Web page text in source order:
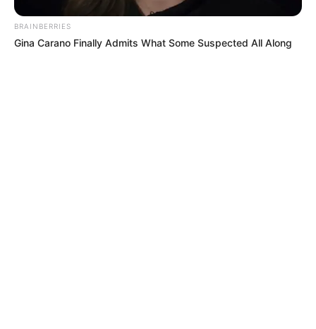
BRAINBERRIES
Gina Carano Finally Admits What Some Suspected All Along